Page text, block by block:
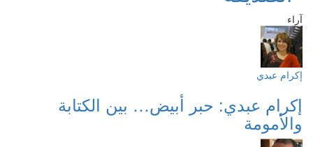
آراء
إكرام عبدي
إكرام عبدي: حبر أبيض… بين الكتابة
والأمومة